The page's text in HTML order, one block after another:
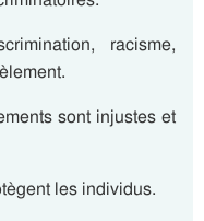
racisme,
sont injustes et
les individus.